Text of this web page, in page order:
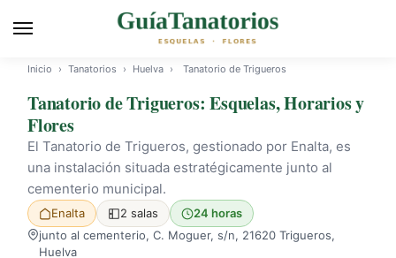
Inicio › Tanatorios › Huelva › Tanatorio de Trigueros
Tanatorio de Trigueros: Esquelas, Horarios y
Flores
El Tanatorio de Trigueros, gestionado por Enalta, es
una instalación situada estratégicamente junto al
cementerio municipal.
Enalta 2 salas
24 horas
junto al cementerio, C. Moguer, s/n, 21620 Trigueros,
Huelva